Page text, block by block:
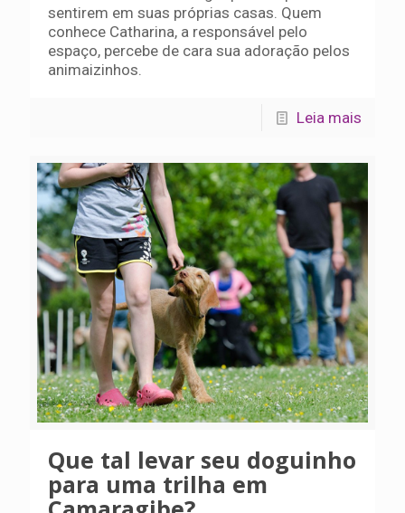
sentirem em suas próprias casas. Quem
conhece Catharina, a responsável pelo
espaço, percebe de cara sua adoração pelos
animaizinhos.
Leia mais
Que tal levar seu doguinho
para uma trilha em